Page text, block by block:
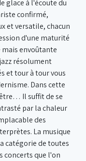
glace à l'écoute du
confirmé,
et versatile, chacun
d'une maturité
envoûtante
résolument
et tour à tour vous
Dans cette
Il suffit de se
par la chaleur
des
La musique
catégorie de toutes
concerts que l'on